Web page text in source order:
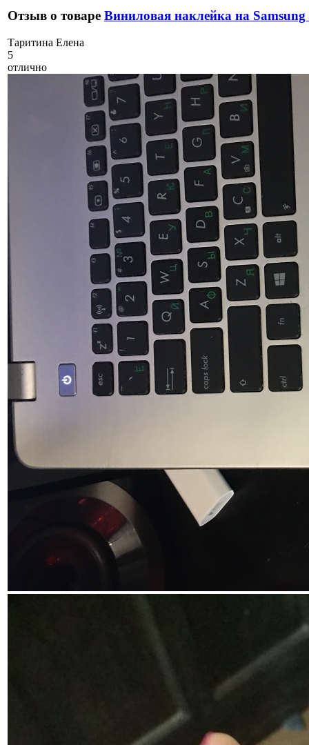
Отзыв о товаре Виниловая наклейка на
Таритина Елена
5
отлично